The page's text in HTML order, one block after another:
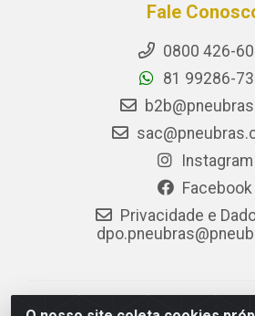
Fale
0800 426-
81 99286-
Instagram
Facebook
Privacidade e
PneuBras - Rodovia BR-101,